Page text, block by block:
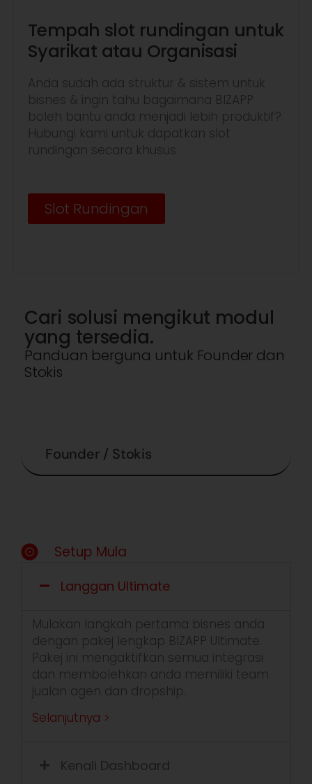
Tempah slot rundingan untuk
Syarikat atau Organisasi
Anda sudah ada struktur & sistem untuk
bisnes & ingin tahu bagaimana BIZAPP
boleh bantu anda menjadi lebih produktif?
Hubungi kami untuk dapatkan slot
rundingan secara khusus
Slot Rundingan
Cari solusi mengikut modul
yang tersedia.
Panduan berguna untuk Founder dan
Stokis
Founder / Stokis
Setup Mula
Langgan Ultimate
Mulakan langkah pertama bisnes anda
dengan pakej lengkap BIZAPP Ultimate
Pakej ini mengaktifkan semua integrasi
dan membolehkan anda memiliki team
jualan agen dan dropship.
Selanjutnya >
Kenali Dashboard